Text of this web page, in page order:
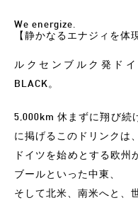
We energize.
【静かなるエナジィを体
ルクセンブルク発ド
BLACK。
5,000km 休まずに翔び続
に掲げるこのドリンクは、
ドイツを始めとする欧州
ブールといった中東、
そして北米、南米へと、